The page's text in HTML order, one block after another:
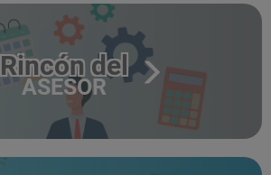
Rincón del
ASESOR